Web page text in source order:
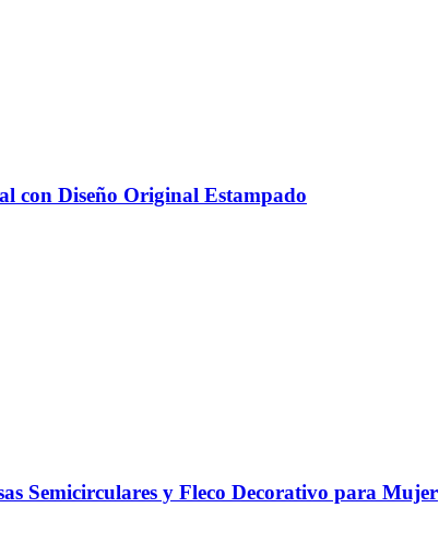
con Diseño Original Estampado
Semicirculares y Fleco Decorativo para Mujer